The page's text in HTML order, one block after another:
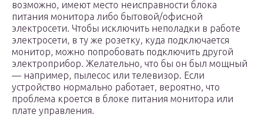
возможно, имеют место неисправности блока
питания монитора либо бытовой/офисной
электросети. Чтобы исключить неполадки в работе
электросети, в ту же розетку, куда подключается
монитор, можно попробовать подключить другой
электроприбор. Желательно, что бы он был мощный
— например, пылесос или телевизор. Если
устройство нормально работает, вероятно, что
проблема кроется в блоке питания монитора или
плате управления.